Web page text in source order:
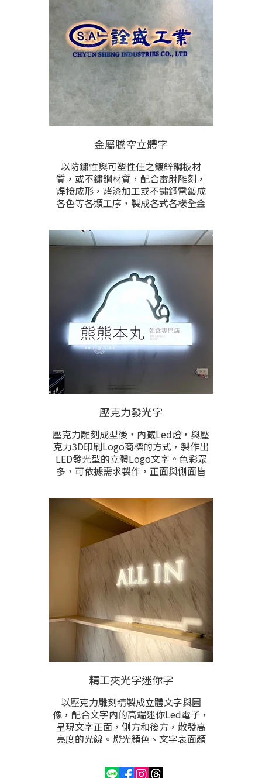
金屬騰空立體字
以防鏽性與可塑性佳之鍍鋅鋼板材
質，或不鏽鋼材質，配合雷射雕刻，
焊接成形，烤漆加工或不鏽鋼電鍍成
各色等各類工序，製成各式各樣全金
燈光應用配置，訂製出各式各樣之門
面金屬立體字招牌或商店主視覺牆面
所應用。尺寸，顏色，圖文內容，能
特殊弧面型外牆上安裝招牌時。是最
適宜之選擇。
壓克力發光字
壓克力雕刻成型後，內藏Led燈，與壓
克力3D印刷Logo商標的方式，製作出
LED發光型的立體Logo文字。色彩眾
多，可依據需求製作，正面與側面皆
據文字圖形的尺寸和總數計價，可另
製作壓克力固定底板以符合現場安裝
環境。請提供尺寸與內容後洽詢。
精工夾光字迷你字
以壓克力雕刻精製成立體文字與圖
像，配合文字內的高端迷你Led電子，
呈現文字正面，側方和後方，散發高
亮度的光線。燈光顏色、文字表面顏